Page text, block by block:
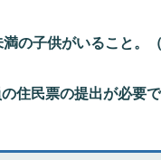
満の子供がいること。
住民票の提出が必要で